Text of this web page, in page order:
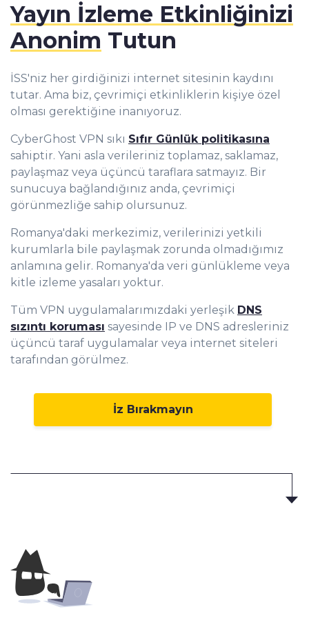
Yayın İzleme Etkinliğinizi
Anonim Tutun
İSS'niz her girdiğinizi internet sitesinin kaydını
tutar. Ama biz, çevrimiçi etkinliklerin kişiye özel
olması gerektiğine inanıyoruz.
CyberGhost VPN sıkı Sıfır Günlük politikasına
sahiptir. Yani asla verileriniz toplamaz, saklamaz,
paylaşmaz veya üçüncü taraflara satmayız. Bir
sunucuya bağlandığınız anda, çevrimiçi
görünmezliğe sahip olursunuz.
Romanya'daki merkezimiz, verilerinizi yetkili
kurumlarla bile paylaşmak zorunda olmadığımız
anlamına gelir. Romanya'da veri günlükleme veya
kitle izleme yasaları yoktur.
Tüm VPN uygulamalarımızdaki yerleşik DNS
sızıntı koruması sayesinde IP ve DNS adresleriniz
üçüncü taraf uygulamalar veya internet siteleri
tarafından görülmez.
İz Bırakmayın